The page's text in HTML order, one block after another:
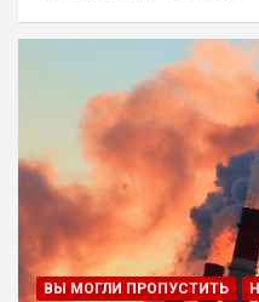
ВЫ МОГЛИ ПРОПУСТИТЬ